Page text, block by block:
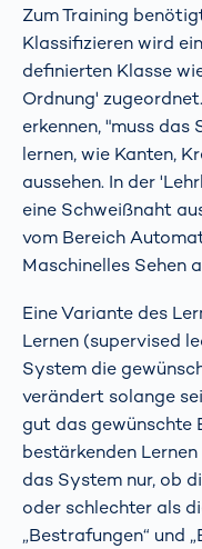
Zum Training
Klassifizieren wird
definierten Klasse
Ordnung'
erkennen, "muss das
lernen, wie Kanten,
aussehen. In der
eine Schweißnaht
vom Bereich
Maschinelles Sehen
Eine Variante des
Lernen (supervised
System die
verändert solange
gut das gewünschte
bestärkenden
das System nur, ob
oder schlechter als
„Bestrafungen“ und